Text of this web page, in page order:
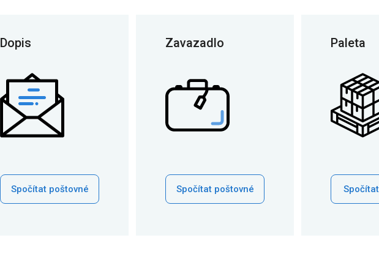
Dopis
Spočítat poštovné
Zavazadlo
Spočítat poštovné
Paleta